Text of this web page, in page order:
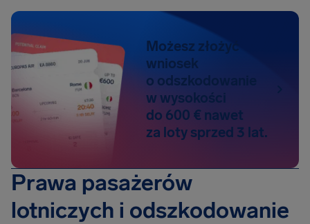
Możesz złożyć
wniosek
o odszkodowanie
w wysokości
do 600 € nawet
za loty sprzed 3 lat.
Prawa pasażerów
lotniczych i odszkodowanie